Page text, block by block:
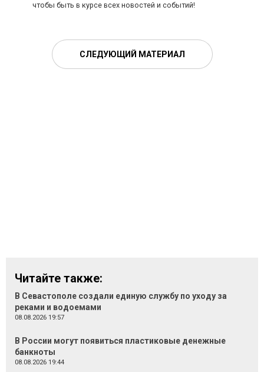
чтобы быть в курсе всех новостей и событий!
СЛЕДУЮЩИЙ МАТЕРИАЛ
Читайте также:
В Севастополе создали единую службу по уходу за
реками и водоемами
08.08.2026 19:57
В России могут появиться пластиковые денежные
банкноты
08.08.2026 19:44